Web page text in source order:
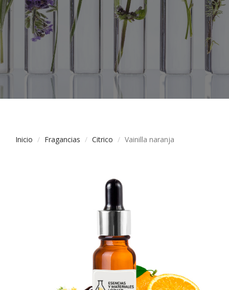
Inicio Fragancias Citrico Vainilla naranja